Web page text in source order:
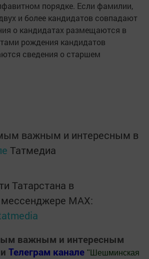
порядке. Если фамилии,
и более кандидатов совпадают
о кандидатах размещаются в
рождения кандидатов
сведения о старшем
важным и интересным в
Татмедиа
Татарстана в
MАХ:
важным и интересным
и Телеграм канале " Шешминская